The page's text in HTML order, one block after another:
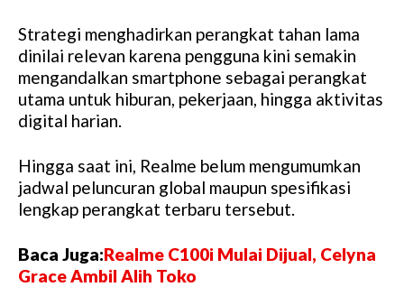
Strategi menghadirkan perangkat tahan lama
dinilai relevan karena pengguna kini semakin
mengandalkan smartphone sebagai perangkat
utama untuk hiburan, pekerjaan, hingga aktivitas
digital harian.
Hingga saat ini, Realme belum mengumumkan
jadwal peluncuran global maupun spesifikasi
lengkap perangkat terbaru tersebut.
Baca Juga:Realme C100i Mulai Dijual, Celyna
Grace Ambil Alih Toko